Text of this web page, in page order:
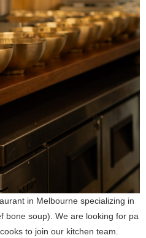
in Melbourne specializing in
bone soup). We are looking for pa
to join our kitchen team.